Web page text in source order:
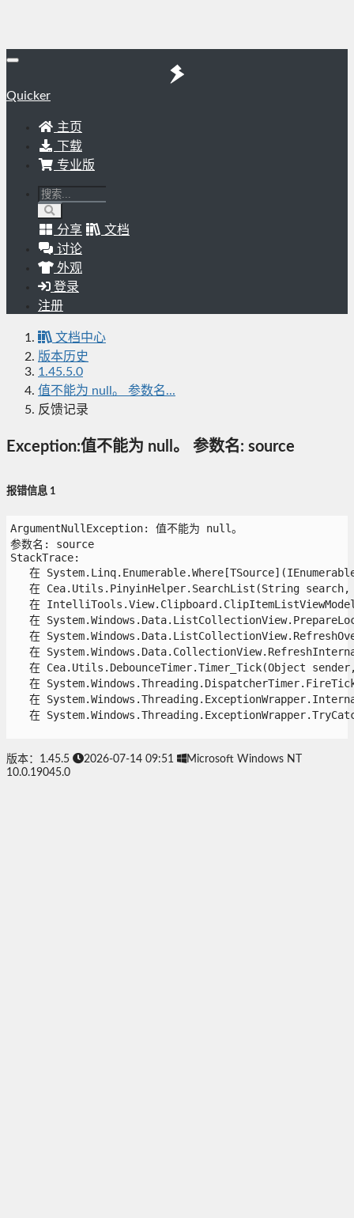
Quicker
主页
下载
专业版
分享
文档
讨论
外观
登录
注册
文档中心
版本历史
1.45.5.0
值不能为 null。 参数名...
反馈记录
Exception:值不能为 null。 参数名: source
报错信息 1
ArgumentNullException: 值不能为 null。
参数名: source
StackTrace:
在
在 Cea.Utils.PinyinHelper.SearchList(String
在
在
在
在
在 Cea.Utils.DebounceTimer.Timer_Tick(Object
在
在
在
版本：1.45.5 2026-07-14 09:51
Microsoft Windows NT
10.0.19045.0